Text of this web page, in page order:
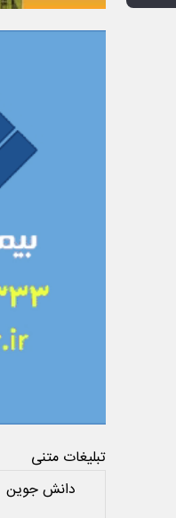
تبلیغات متنی
دانش جوین